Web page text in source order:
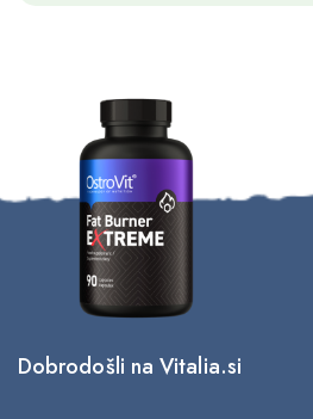
Dobrodošli na Vitalia.si